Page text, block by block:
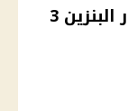
نائب يطالب الحكومة بخفض أسعار البنزين 3